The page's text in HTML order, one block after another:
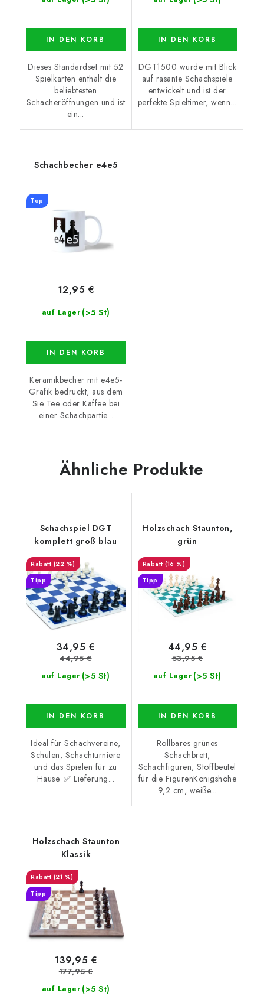
IN DEN KORB
Dieses Standardset mit 52
Spielkarten enthält die
beliebtesten
Schacheröffnungen und ist
ein...
IN DEN KORB
DGT1500 wurde mit Blick
auf rasante Schachspiele
entwickelt und ist der
perfekte Spieltimer, wenn...
Schachbecher e4e5
Top
auf Lager (>5 St)
12,95 €
IN DEN KORB
Keramikbecher mit e4e5-
Grafik bedruckt, aus dem
Sie Tee oder Kaffee bei
einer Schachpartie...
Ähnliche Produkte
Schachspiel DGT
komplett groß blau
(22 %)
Tipp
auf Lager (>5 St)
34,95 €
44,95 €
IN DEN KORB
Ideal für Schachvereine,
Schulen, Schachturniere
und das Spielen für zu
Hause. ✅ Lieferung...
Holzschach Staunton,
grün
(16 %)
Tipp
auf Lager (>5 St)
44,95 €
53,95 €
IN DEN KORB
Rollbares grünes
Schachbrett,
Schachfiguren, Stoffbeutel
für die FigurenKönigshöhe
9,2 cm, weiße...
Holzschach Staunton
Klassik
(21 %)
Tipp
auf Lager (>5 St)
139,95 €
177,95 €